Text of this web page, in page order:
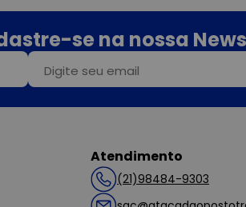
se na nossa
Atendimento
(21)98484-9303